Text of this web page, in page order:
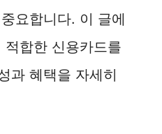
요합니다. 이 글에
합한 신용카드를
과 혜택을 자세히